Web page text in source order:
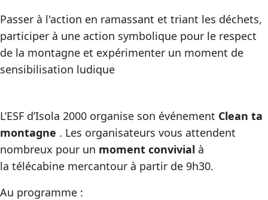
Passer à l'action en ramassant et triant les déchets,
participer à une action symbolique pour le respect
de la montagne et expérimenter un moment de
sensibilisation ludique
L’ESF d’Isola 2000 organise son événement Clean ta
montagne . Les organisateurs vous attendent
nombreux pour un moment convivial à
la télécabine mercantour à partir de 9h30.
Au programme :